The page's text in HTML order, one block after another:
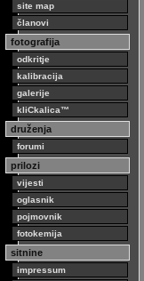
site map
članovi
fotografija
odkritje
kalibracija
galerije
kliCkalica™
druženja
forumi
prilozi
vijesti
oglasnik
pojmovnik
fotokemija
sitnine
impressum